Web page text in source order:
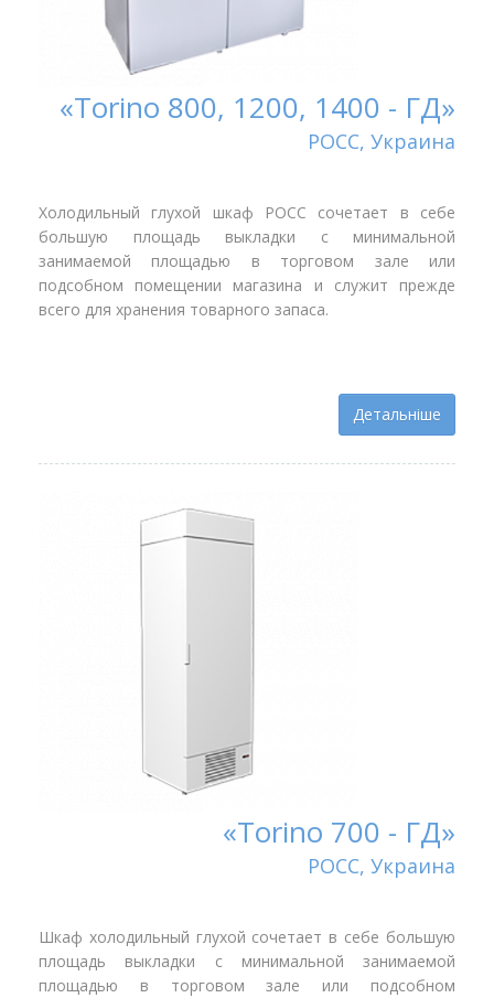
«Torino 800, 1200, 1400 - ГД»
РОСС, Украина
Холодильный глухой шкаф РОСС сочетает в себе
большую площадь выкладки с минимальной
занимаемой площадью в торговом зале или
подсобном помещении магазина и служит прежде
всего для хранения товарного запаса.
Детальніше
«Torino 700 - ГД»
РОСС, Украина
Шкаф холодильный глухой сочетает в себе большую
площадь выкладки с минимальной занимаемой
площадью в торговом зале или подсобном